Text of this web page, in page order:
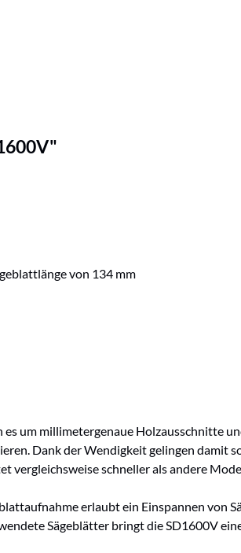
von 134 mm
um millimetergenaue Holzausschnitte
Dank der Wendigkeit gelingen damit
vergleichsweise schneller als andere
erlaubt ein Einspannen von
Sägeblätter bringt die SD1600V